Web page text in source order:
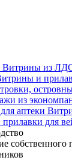
Витрины из
и
из
аптеки
для
собственного